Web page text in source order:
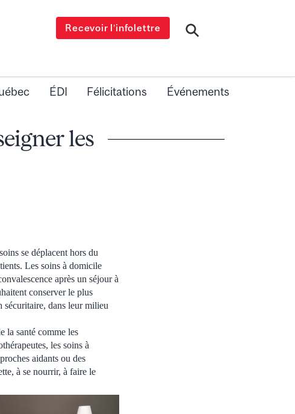
Recevoir l’infolettre
ÉDI Félicitations Événements
les
se déplacent hors du
Les soins à domicile
après un séjour à
conserver le plus
sécuritaire, dans leur milieu
la santé comme les
les soins à
aidants ou des
à se nourrir, à faire le